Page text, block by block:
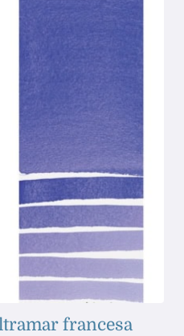
francesa